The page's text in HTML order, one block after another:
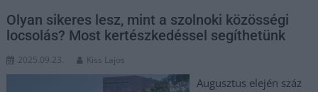
Olyan sikeres lesz, mint a szolnoki közösségi
locsolás? Most kertészkedéssel segíthetünk
2025.09.23. Kiss Lajos
Augusztus elején száz